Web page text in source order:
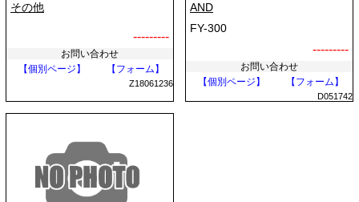
その他
---------
お問い合わせ
【個別ページ】
【フォーム】
Z18061236
AND
FY-300
---------
お問い合わせ
【個別ページ】
【フォーム】
D051742